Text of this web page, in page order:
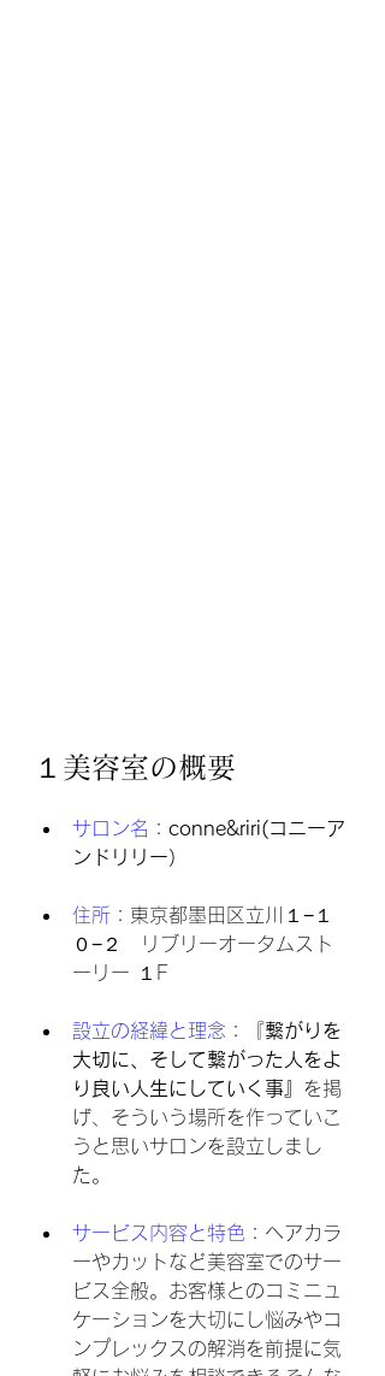
１美容室の概要
サロン名 ： conne&riri(コニーア
ンドリリー）
住所 ：東京都墨田区立川１−１
０−２　リブリーオータムスト
ーリー １F
設立の経緯と理念 ：『繋がりを
大切に、そして繋がった人をよ
り良い人生にしていく事』 を掲
げ、そういう場所を作っていこ
うと思いサロンを設立しまし
た。
サービス内容と特色 ：ヘアカラ
ーやカットなど美容室でのサー
ビス全般。お客様とのコミニュ
ケーションを大切にし悩みやコ
ンプレックスの解消を前提に気